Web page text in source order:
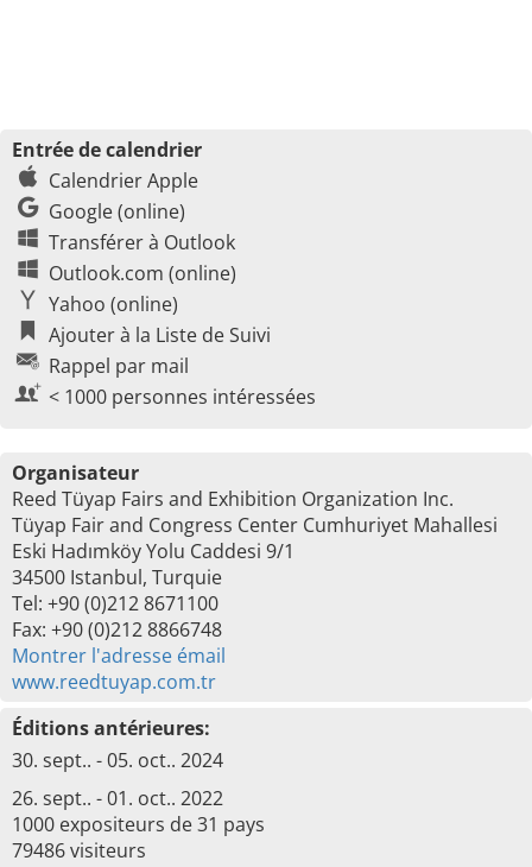
Entrée de calendrier
Calendrier Apple
Google (online)
Transférer à Outlook
Outlook.com (online)
Yahoo (online)
Ajouter à la Liste de Suivi
Rappel par mail
< 1000 personnes intéressées
Organisateur
Reed Tüyap Fairs and Exhibition Organization Inc.
Tüyap Fair and Congress Center Cumhuriyet Mahallesi
Eski Hadımköy Yolu Caddesi 9/1
34500 Istanbul, Turquie
Tel: +90 (0)212 8671100
Fax: +90 (0)212 8866748
Montrer l'adresse émail
www.reedtuyap.com.tr
Éditions antérieures:
30. sept.. - 05. oct.. 2024
26. sept.. - 01. oct.. 2022
1000 expositeurs de 31 pays
79486 visiteurs